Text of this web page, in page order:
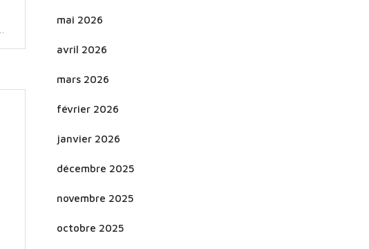
mai 2026
avril 2026
mars 2026
février 2026
janvier 2026
décembre 2025
novembre 2025
octobre 2025